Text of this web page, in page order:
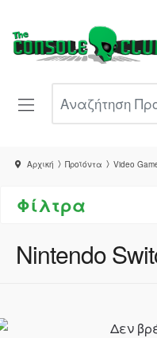
Αρχική Προϊόντα Video
Φίλτρα
Nintendo